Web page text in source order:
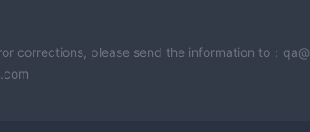
corrections, please send the information to：